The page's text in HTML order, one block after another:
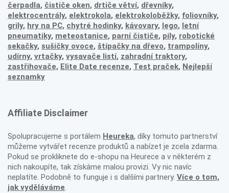
čerpadla, čističe oken, drtiče větví, dřevníky,
elektrocentrály, elektrokola, elektrokoloběžky, foliovníky,
grily, hry na PC, chytré hodinky, kávovary, lego, letní
pneumatiky, meteostanice, parní čističe, pily, robotické
sekačky, sušičky ovoce, štípačky na dřevo, trampolíny,
udírny, vrtačky, vysavače listí, zahradní traktory,
zastřihovače, Elite Date recenze, Test praček, Nejlepší
seznamky
Affiliate Disclaimer
Spolupracujeme s portálem Heureka, díky tomuto partnerství
můžeme vytvářet recenze produktů a nabízet je zcela zdarma.
Pokud se prokliknete do e-shopu na Heurece a v některém z
nich nakoupíte, tak získáme malou provizi. Vy nic navíc
neplatíte. Podobně to funguje i s dalšími partnery. Více o tom,
jak vyděláváme.